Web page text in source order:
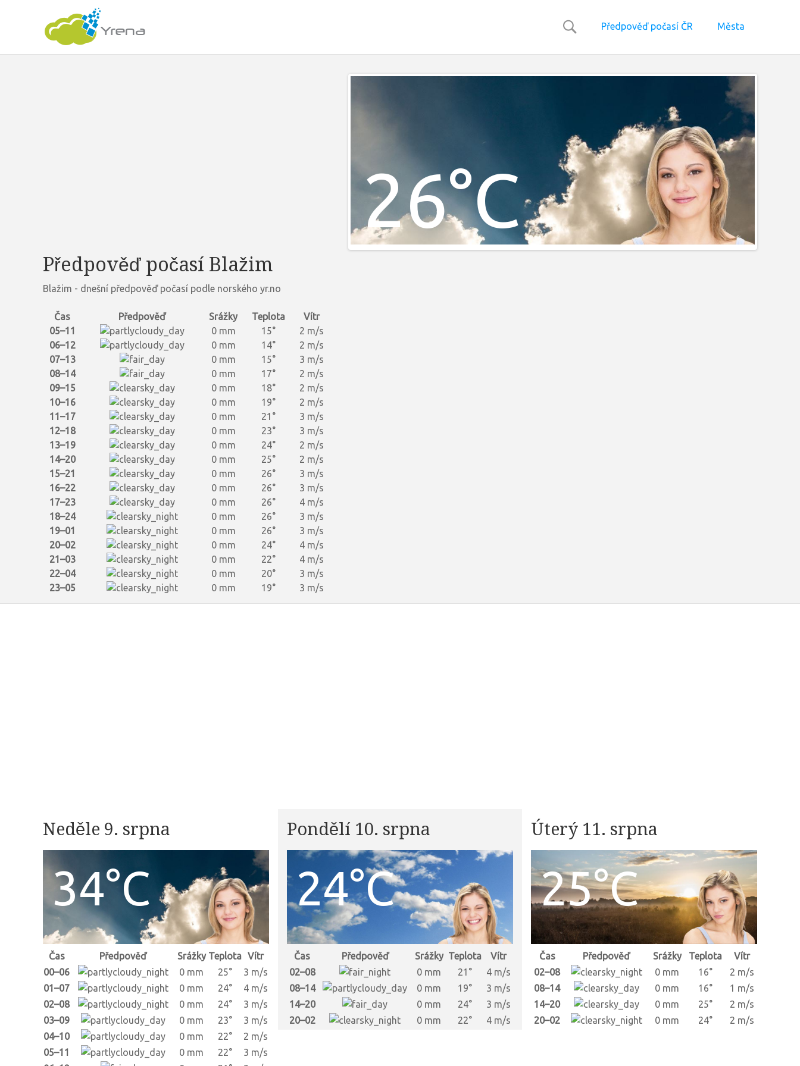
Předpověď počasí ČR Města
Předpověď počasí Blažim
Blažim - dnešní předpověď počasí podle norského yr.no
Čas Předpověď Srážky Teplota
Vítr
05–11
0 mm 15°
2 m/s
06–12
0 mm 14°
2 m/s
07–13
0 mm 15°
3 m/s
08–14
0 mm 17°
2 m/s
09–15
0 mm 18°
2 m/s
10–16
0 mm 19°
2 m/s
11–17
0 mm 21°
3 m/s
12–18
0 mm 23°
3 m/s
13–19
0 mm 24°
2 m/s
14–20
0 mm 25°
2 m/s
15–21
0 mm 26°
3 m/s
16–22
0 mm 26°
3 m/s
17–23
0 mm 26°
4 m/s
18–24
0 mm 26°
3 m/s
19–01
0 mm 26°
3 m/s
20–02
0 mm 24°
4 m/s
21–03
0 mm 22°
4 m/s
22–04
0 mm 20°
3 m/s
23–05
0 mm 19° 3 m/s
26°C
Neděle 9. srpna
34°C
Čas Předpověď Srážky Teplota Vítr
00–06
0 mm 25°
3 m/s
01–07
0 mm 24°
4 m/s
02–08
0 mm 24°
3 m/s
03–09
0 mm 23°
3 m/s
04–10
0 mm 22°
2 m/s
05–11
0 mm 22°
3 m/s
Pondělí 10. srpna
24°C
Čas Předpověď Srážky Teplota
Vítr
02–08
0 mm 21°
4 m/s
08–14
0 mm 19°
3 m/s
14–20
0 mm 24°
3 m/s
20–02
0 mm 22° 4 m/s
Úterý 11. srpna
25°C
Čas Předpověď Srážky Teplota
Vítr
02–08
0 mm 16°
2 m/s
08–14
0 mm 16°
1 m/s
14–20
0 mm 25°
2 m/s
20–02
0 mm 24° 2 m/s